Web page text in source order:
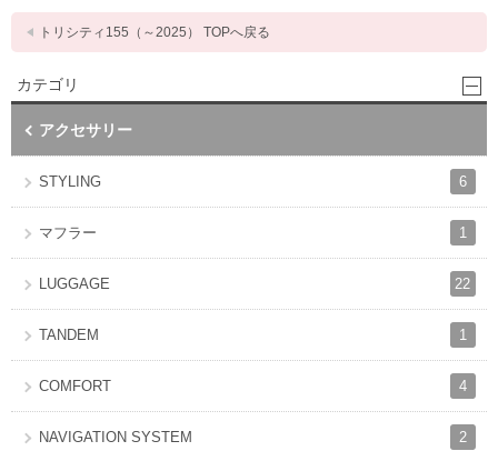
トリシティ155（～2025） TOPへ戻る
カテゴリ
アクセサリー
STYLING 6
マフラー 1
LUGGAGE 22
TANDEM 1
COMFORT 4
NAVIGATION SYSTEM 2